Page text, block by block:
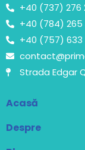
+40 (737) 276
+40 (784) 265
+40 (757)
Strada Edgar
Acasă
Despre